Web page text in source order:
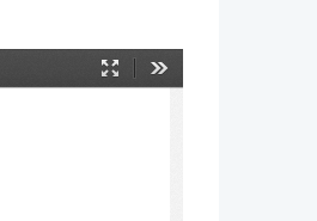
Način